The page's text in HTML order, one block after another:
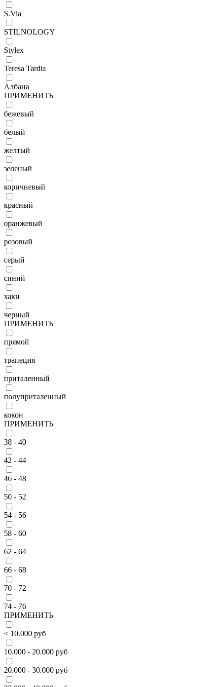
S.Via
STILNOLOGY
Stylex
Teresa Tardia
Албана
ПРИМЕНИТЬ
бежевый
белый
желтый
зеленый
коричневый
красный
оранжевый
розовый
серый
синий
хаки
черный
ПРИМЕНИТЬ
прямой
трапеция
приталенный
полуприталенный
кокон
ПРИМЕНИТЬ
38 - 40
42 - 44
46 - 48
50 - 52
54 - 56
58 - 60
62 - 64
66 - 68
70 - 72
74 - 76
ПРИМЕНИТЬ
< 10.000 руб
10.000 - 20.000 руб
20.000 - 30.000 руб